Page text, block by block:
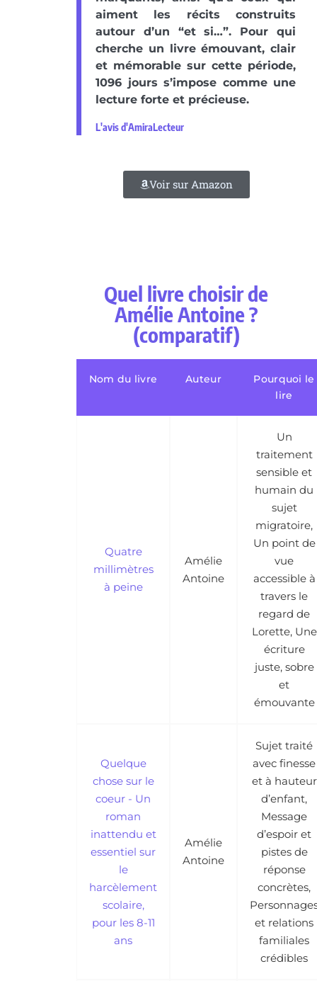
aiment les récits construits
autour d’un “et si…”. Pour qui
cherche un livre émouvant, clair
et mémorable sur cette période,
1096 jours s’impose comme une
lecture forte et précieuse.
L'avis d'AmiraLecteur
Voir sur Amazon
Quel livre choisir de
Amélie Antoine ?
(comparatif)
Nom du livre Auteur
Pourquoi le
lire
Quatre
millimètres
à peine
Amélie
Antoine
Un
traitement
sensible et
humain du
sujet
migratoire,
Un point de
vue
accessible à
travers le
regard de
Lorette, Une
écriture
juste, sobre
et
émouvante
Quelque
chose sur le
coeur - Un
roman
inattendu et
essentiel sur
le
harcèlement
scolaire,
pour les 8-11
ans
Amélie
Antoine
Sujet traité
avec finesse
et à hauteur
d’enfant,
Message
d’espoir et
pistes de
réponse
concrètes,
et relations
familiales
crédibles